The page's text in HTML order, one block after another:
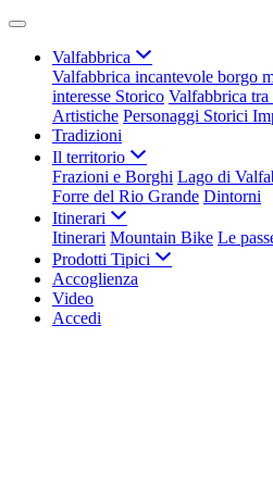
Valfabbrica
Valfabbrica incantevole borgo
interesse Storico Valfabbrica
Artistiche Personaggi Storici
Tradizioni
Il territorio
Frazioni e Borghi Lago di
Forre del Rio Grande Dintorni
Itinerari
Itinerari Mountain Bike Le
Prodotti Tipici
Accoglienza
Video
Accedi